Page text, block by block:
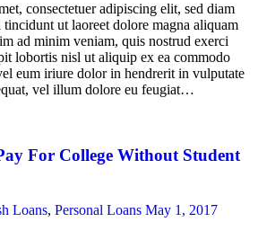
consectetuer adipiscing elit, sed diam
ut laoreet dolore magna aliquam
ad minim veniam, quis nostrud exerci
lobortis nisl ut aliquip ex ea commodo
eum iriure dolor in hendrerit in vulputate
vel illum dolore eu feugiat…
For College Without Student
Loans, Personal Loans May 1, 2017